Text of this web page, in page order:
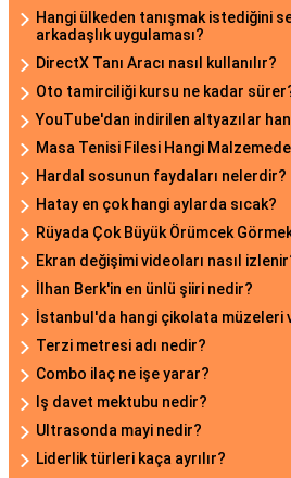
Hangi ülkeden tanışmak istediğini
arkadaşlık uygulaması?
DirectX Tanı Aracı nasıl kullanılır?
Oto tamirciliği kursu ne kadar
YouTube'dan indirilen altyazılar
Masa Tenisi Filesi Hangi
Hardal sosunun faydaları nelerdir?
Hatay en çok hangi aylarda sıcak?
Rüyada Çok Büyük Örümcek
Ekran değişimi videoları nasıl
İlhan Berk'in en ünlü şiiri nedir?
İstanbul'da hangi çikolata müzeleri
Terzi metresi adı nedir?
Combo ilaç ne işe yarar?
Iş davet mektubu nedir?
Ultrasonda mayi nedir?
Liderlik türleri kaça ayrılır?